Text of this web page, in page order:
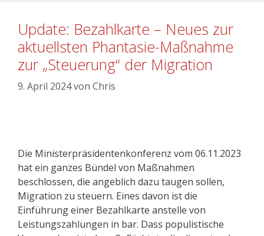
Update: Bezahlkarte – Neues zur
aktuellsten Phantasie-Maßnahme
zur „Steuerung“ der Migration
9. April 2024von Chris
Die Ministerpräsidentenkonferenz vom 06.11.2023
hat ein ganzes Bündel von Maßnahmen
beschlossen, die angeblich dazu taugen sollen,
Migration zu steuern. Eines davon ist die
Einführung einer Bezahlkarte anstelle von
Leistungszahlungen in bar. Dass populistische